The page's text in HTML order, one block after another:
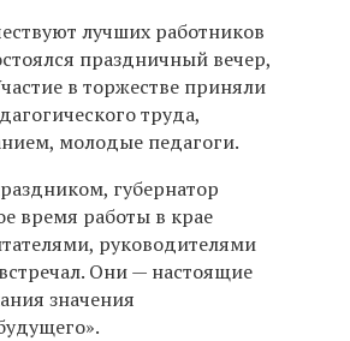
лучших работников
праздничный вечер,
в торжестве приняли
труда,
молодые педагоги.
губернатор
время работы в крае
руководителями
Они — настоящие
значения